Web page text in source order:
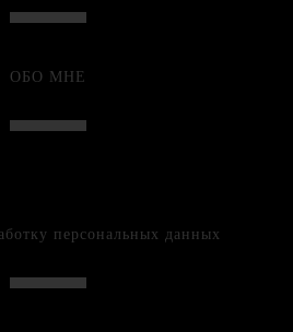
ОБО МНЕ
персональных данных